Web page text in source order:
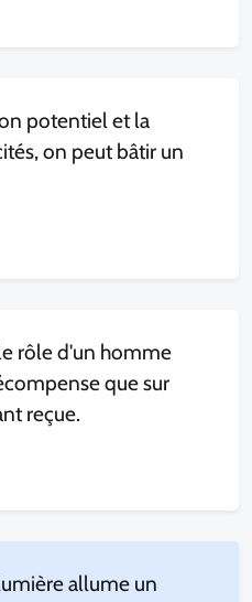
potentiel et la
on peut bâtir un
rôle d'un homme
que sur
reçue.
allume un